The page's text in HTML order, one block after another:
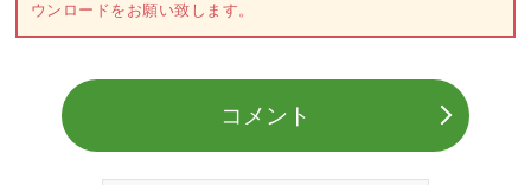
ウンロードをお願い致します。
コメント